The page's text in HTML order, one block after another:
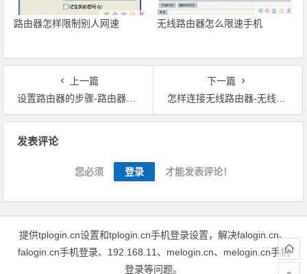
路由器怎样限制别人网速 无线路由器怎么限速手机
上一篇
设置路由器的步骤-路由器账号设置步骤详解
下一篇
怎样连接无线路由器-无线路由器怎么设置笔记本如何连接无线路由器
发表评论
您必须 登录 才能发表评论！
提供tplogin.cn设置和tplogin.cn手机登录设置，解决falogin.cn、
falogin.cn手机登录、192.168.11、melogin.cn、melogin.cn手机
登录等问题。